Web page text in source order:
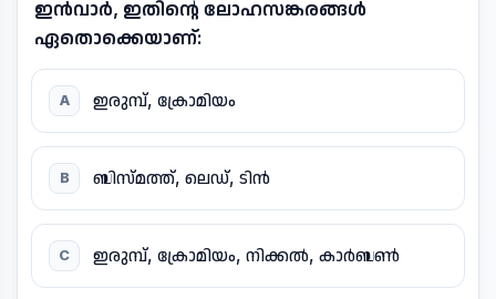
ഇൻവാർ, ഇതിന്റെ ലോഹസങ്കരങ്ങൾ
ഏതൊക്കെയാണ്:
A ഇരുമ്പ്, ക്രോമിയം
B ബിസ്മത്ത്, ലെഡ്, ടിൻ
C ഇരുമ്പ്, ക്രോമിയം, നിക്കൽ, കാർബൺ